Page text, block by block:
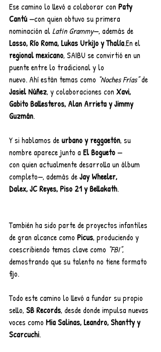
Ese camino lo llevó a colaborar con Paty
Cantú —con quien obtuvo su primera
nominación al Latin Grammy—, además de
Lasso, Río Roma, Lukas Urkijo y Thalía.En el
regional mexicano, SAIBU se convirtió en un
puente entre lo tradicional y lo
nuevo. Ahí están temas como “Noches Frías” de
Jasiel Núñez, y colaboraciones con Xavi,
Gabito Ballesteros, Alan Arrieta y Jimmy
Guzmán.
Y si hablamos de urbano y reggaetón, su
nombre aparece junto a El Bogueto —
con quien actualmente desarrolla un álbum
completo—, además de Jay Wheeler,
Dalex, JC Reyes, Piso 21 y Bellakath.
También ha sido parte de proyectos infantiles
de gran alcance como Picus, produciendo y
coescribiendo temas clave como “FBI”,
demostrando que su talento no tiene formato
fijo.
Todo este camino lo llevó a fundar su propio
sello, SB Records, desde donde impulsa nuevas
voces como Mia Salinas, Leandro, Shantty y
Scarcuchi.